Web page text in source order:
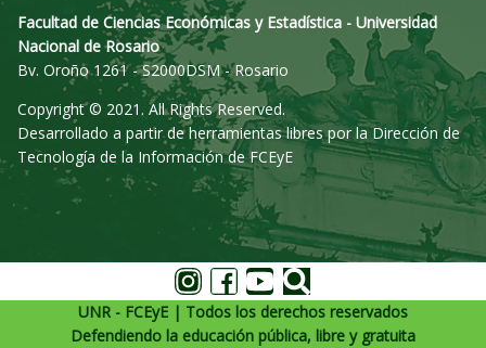
Facultad de Ciencias Económicas y Estadística - Universidad
Nacional de Rosario
Bv. Oroño 1261 - S2000DSM - Rosario
Copyright © 2021. All Rights Reserved.
Desarrollado a partir de herramientas libres por la Dirección de
Tecnología de la Información de FCEyE
UNR - FCEyE | Todos los derechos reservados
Defendiendo la educación pública, libre y gratuita